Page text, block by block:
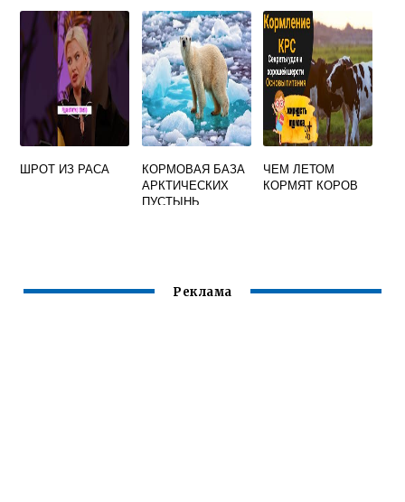
СОСТАВЛЕНИЯ
ШРОТ ИЗ РАСА
КОРМОВАЯ БАЗА
АРКТИЧЕСКИХ
ПУСТЫНЬ
ЧЕМ ЛЕТОМ
КОРМЯТ КОРОВ
Реклама